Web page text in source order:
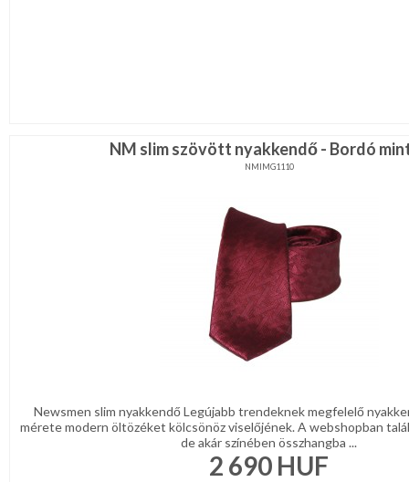
NM slim szövött nyakkendő - Bordó
NMIMG1110
Newsmen slim nyakkendő Legújabb trendeknek megfelelő
mérete modern öltözéket kölcsönöz viselőjének. A webshopban
de akár színében összhangba ...
2 690 HUF